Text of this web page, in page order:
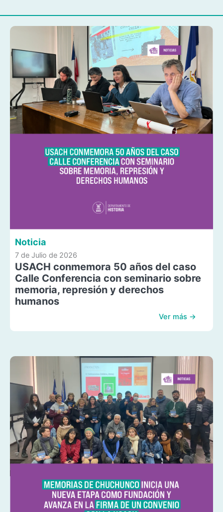
Noticia
7 de Julio de 2026
USACH conmemora 50 años del caso
Calle Conferencia con seminario sobre
memoria, represión y derechos
humanos
Ver más →